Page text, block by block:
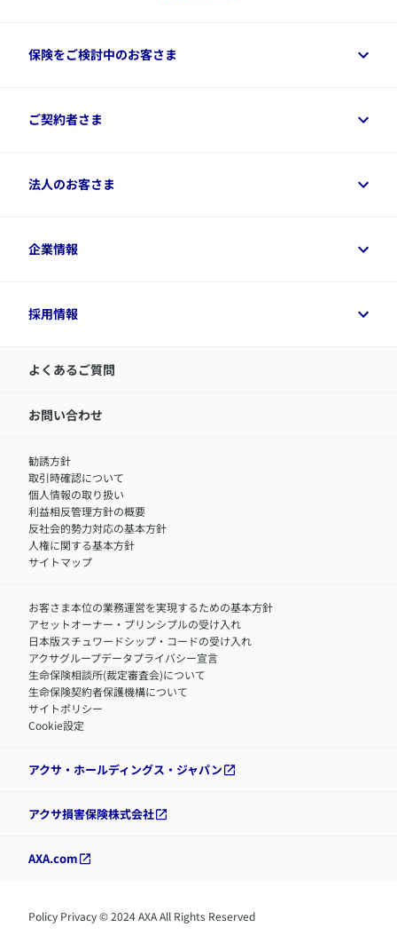
保険をご検討中のお客さま
保険をご検討中のお客さまトップ
資料請求
変額保険各種情報
ご契約者さま
ご契約者さまトップ
デジタル約款
令和8年（2026年）分の生命保険料控除証明書について
アクサのネット完結保険（旧アクサダイレクト生命）
法人のお客さま
法人のお客さまトップ
経営者サポートサービス
企業情報
企業情報トップ
アクサ生命が選ばれる理由
IR情報
サステナビリティの取り組み
​お客さまを金融犯罪からお守りするために
アクサグループについて
採用情報
採用情報トップ
中途採用：内勤正社員
職）
中途採用：フィナンシャルプラン・アドバイザー（営業職）
障害者採用
よくあるご質問
お問い合わせ
勧誘方針
取引時確認について
個人情報の取り扱い
利益相反管理方針の概要
反社会的勢力対応の基本方針
人権に関する基本方針
サイトマップ
お客さま本位の業務運営を実現するための基本方針
アセットオーナー・プリンシプルの受け入れ
日本版スチュワードシップ・コードの受け入れ
アクサグループデータプライバシー宣言
生命保険相談所(裁定審査会)について
生命保険契約者保護機構について
サイトポリシー
Cookie設定
アクサ・ホールディングス・ジャパン
アクサ損害保険株式会社
AXA.com
Policy Privacy © 2024 AXA All Rights Reserved